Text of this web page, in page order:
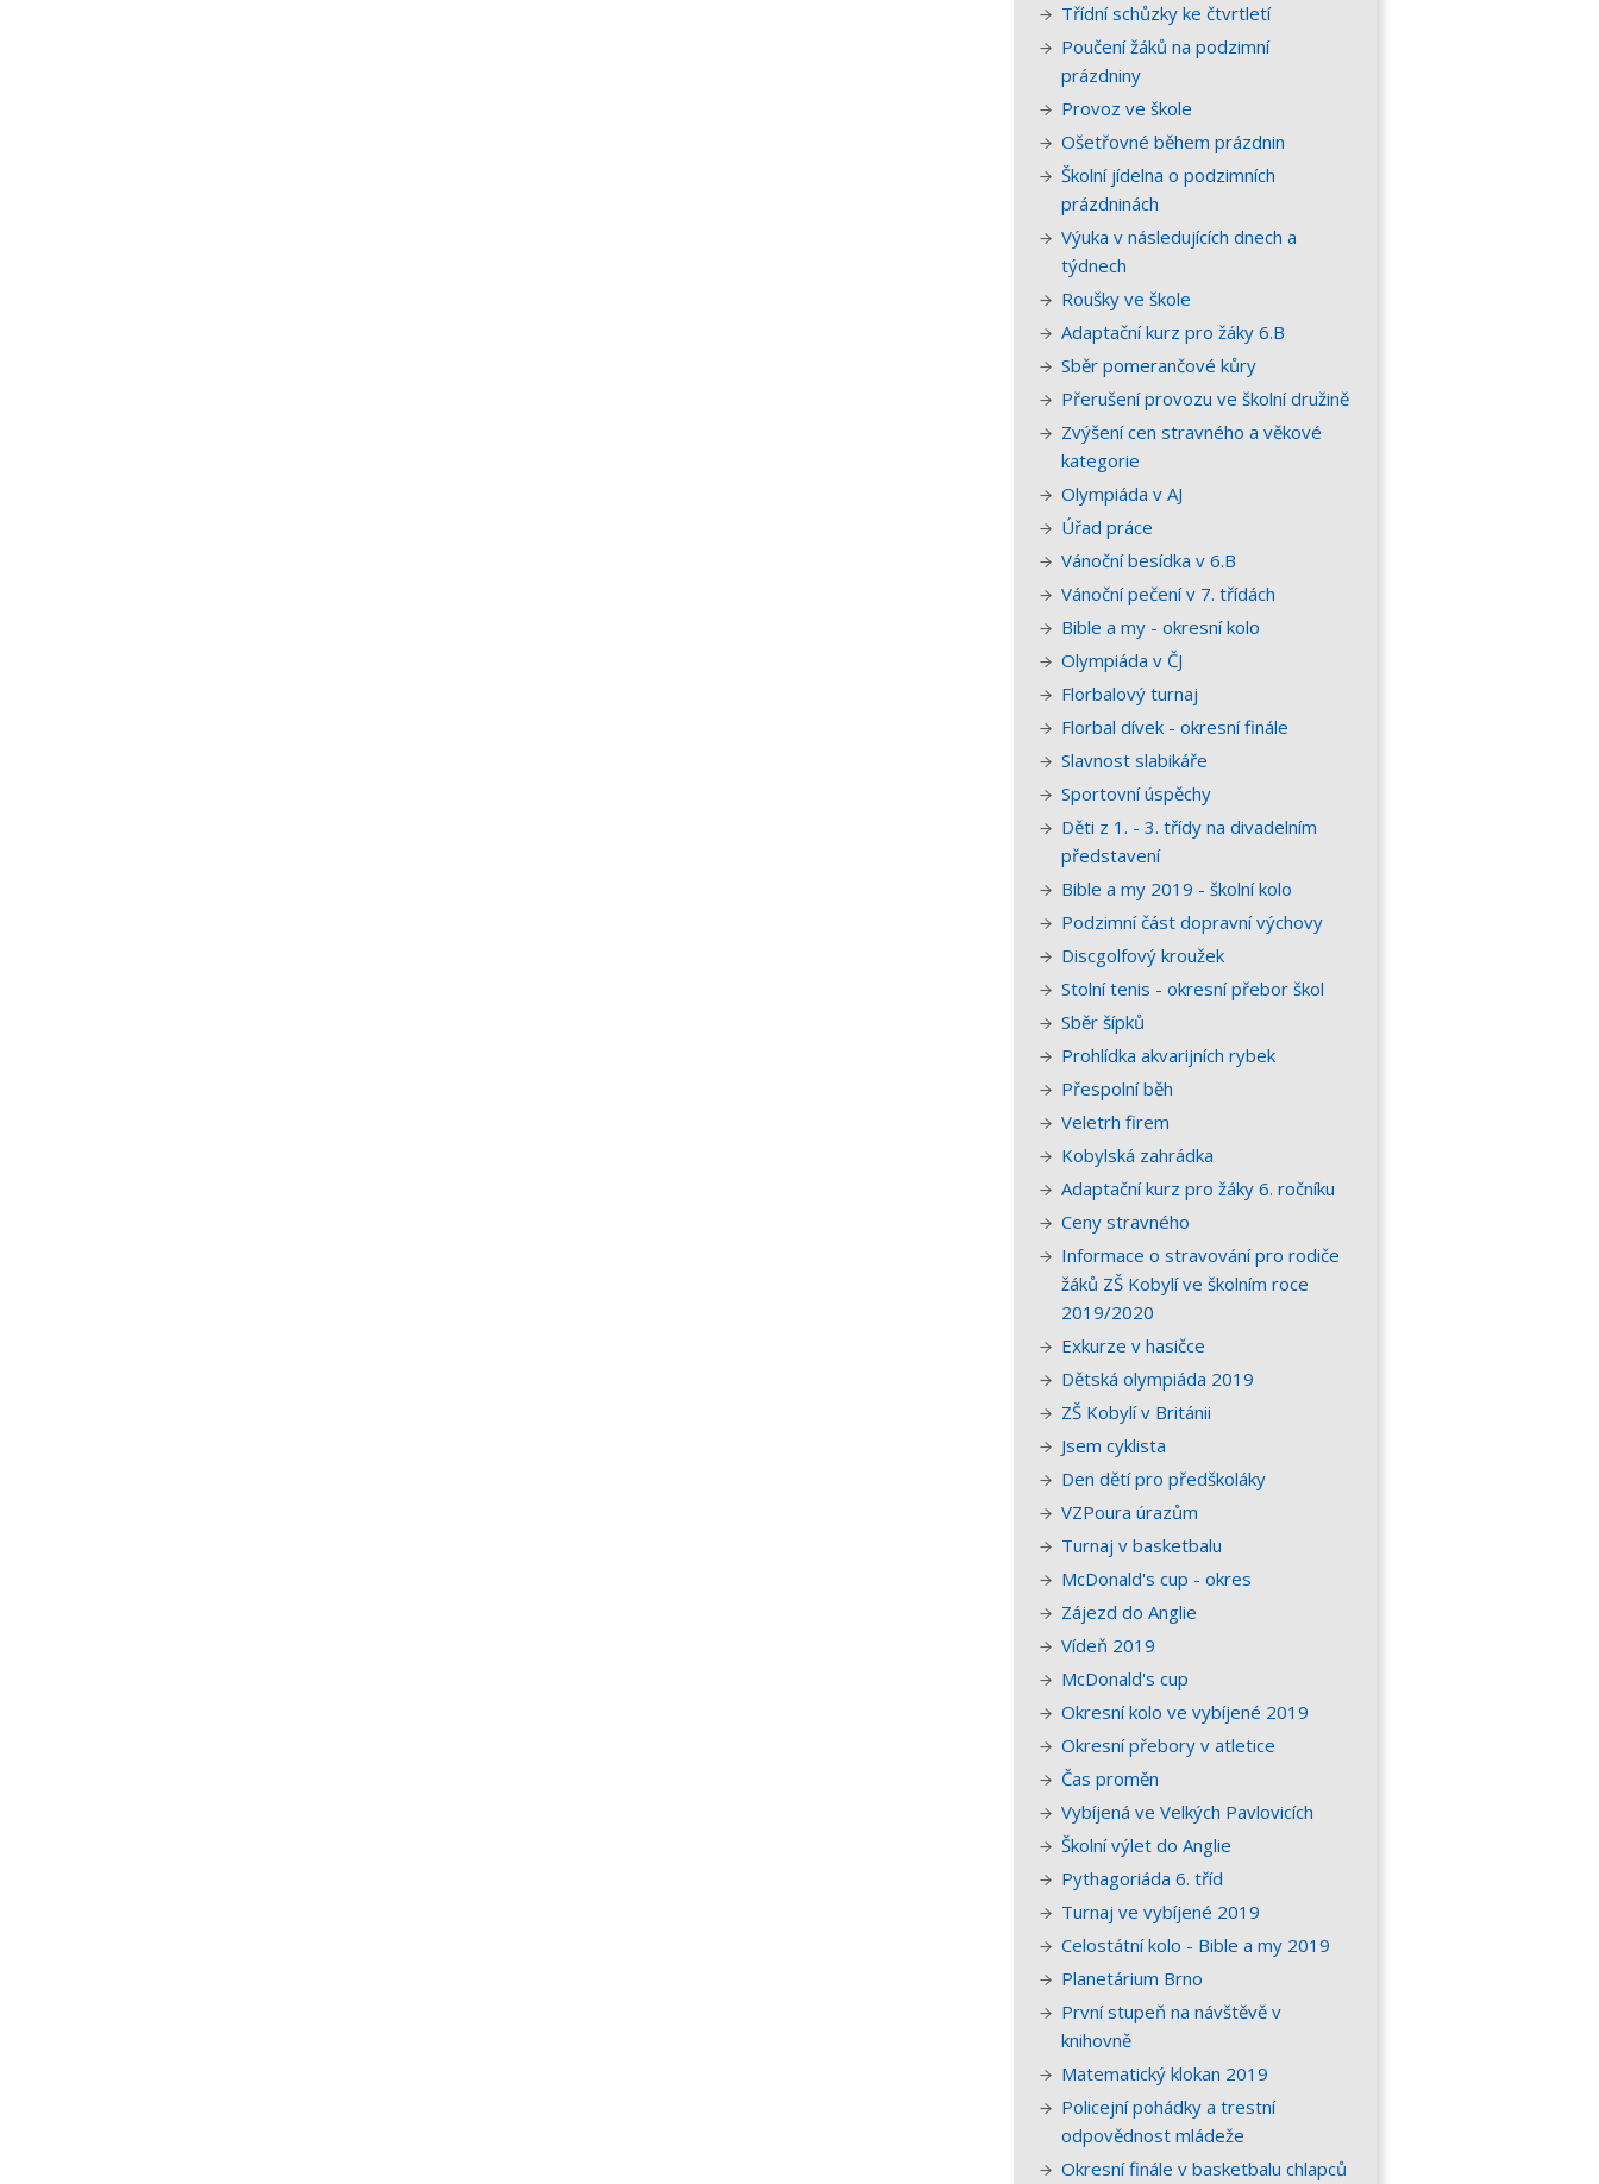
Třídní schůzky ke čtvrtletí
Poučení žáků na podzimní
prázdniny
Provoz ve škole
Ošetřovné během prázdnin
Školní jídelna o podzimních
prázdninách
Výuka v následujících dnech a
týdnech
Roušky ve škole
Adaptační kurz pro žáky 6.B
Sběr pomerančové kůry
Přerušení provozu ve školní družině
Zvýšení cen stravného a věkové
kategorie
Olympiáda v AJ
Úřad práce
Vánoční besídka v 6.B
Vánoční pečení v 7. třídách
Bible a my - okresní kolo
Olympiáda v ČJ
Florbalový turnaj
Florbal dívek - okresní finále
Slavnost slabikáře
Sportovní úspěchy
Děti z 1. - 3. třídy na divadelním
představení
Bible a my 2019 - školní kolo
Podzimní část dopravní výchovy
Discgolfový kroužek
Stolní tenis - okresní přebor škol
Sběr šípků
Prohlídka akvarijních rybek
Přespolní běh
Veletrh firem
Kobylská zahrádka
Adaptační kurz pro žáky 6. ročníku
Ceny stravného
Informace o stravování pro rodiče
žáků ZŠ Kobylí ve školním roce
2019/2020
Exkurze v hasičce
Dětská olympiáda 2019
ZŠ Kobylí v Británii
Jsem cyklista
Den dětí pro předškoláky
VZPoura úrazům
Turnaj v basketbalu
McDonald's cup - okres
Zájezd do Anglie
Vídeň 2019
McDonald's cup
Okresní kolo ve vybíjené 2019
Okresní přebory v atletice
Čas proměn
Vybíjená ve Velkých Pavlovicích
Školní výlet do Anglie
Pythagoriáda 6. tříd
Turnaj ve vybíjené 2019
Celostátní kolo - Bible a my 2019
Planetárium Brno
První stupeň na návštěvě v
knihovně
Matematický klokan 2019
Policejní pohádky a trestní
odpovědnost mládeže
Okresní finále v basketbalu chlapců